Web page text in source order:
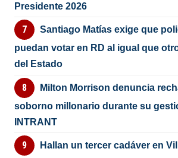
Presidente 2026
Santiago Matías exige que
puedan votar en RD al igual que
del Estado
Milton Morrison denuncia
soborno millonario durante su
INTRANT
Hallan un tercer cadáver en